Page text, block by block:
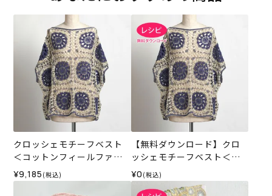
クロッシェモチーフベスト
＜コットンフィールファイ
ン＞（編み物 材料セット）
¥9,185 (税込)
【無料ダウンロード】クロ
ッシェモチーフベスト＜コ
ットンフィールファイン＞
（レシピ）
¥0 (税込)